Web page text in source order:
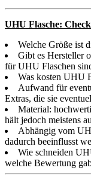
UHU Flasche:
Welche Größe ist
Gibt es Hersteller
für UHU Flaschen
Was kosten UHU
Aufwand für
Extras, die sie
Material:
hält jedoch meistens
Abhängig vom
dadurch beeinflusst
Wie schneiden
welche Bewertung